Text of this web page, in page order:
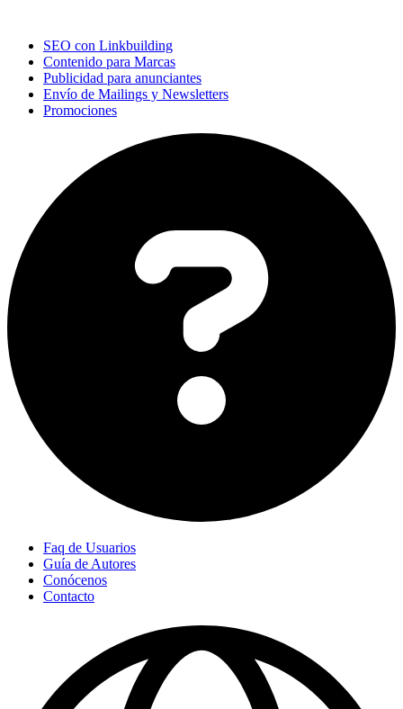
SEO con Linkbuilding
Contenido para Marcas
Publicidad para anunciantes
Envío de Mailings y Newsletters
Promociones
Faq de Usuarios
Guía de Autores
Conócenos
Contacto